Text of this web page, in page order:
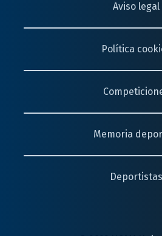
Aviso legal
Política
Memoria
Deportistas